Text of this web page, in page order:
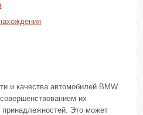
и качества автомобилей BMW
их
принадлежностей. Это может